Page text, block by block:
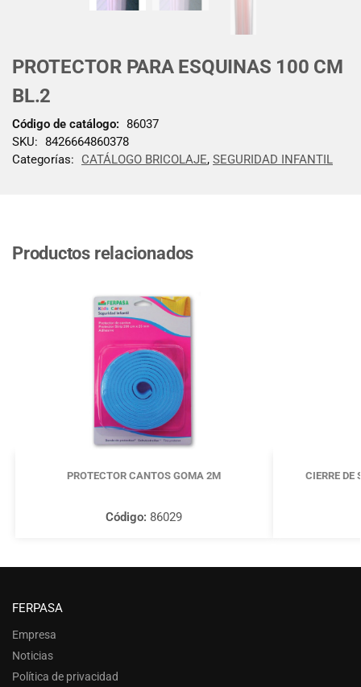
PROTECTOR PARA ESQUINAS 100 CM
BL.2
Código de catálogo: 86037
SKU: 8426664860378
Categorías:
CATÁLOGO BRICOLAJE, SEGURIDAD INFANTIL
Productos relacionados
PROTECTOR CANTOS GOMA 2M
Código: 86029
CIERRE DE
FERPASA
Empresa
Noticias
Política de privacidad